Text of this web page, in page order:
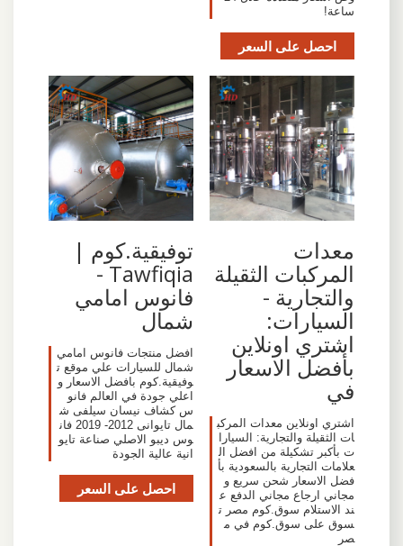
ساعة!
احصل على السعر
معدات
المركبات الثقيلة
والتجارية -
السيارات:
اشتري اونلاين
بأفضل الاسعار
في
اشتري اونلاين معدات المركب
ات الثقيلة والتجارية: السيارا
ت بأكبر تشكيلة من افضل ال
علامات التجارية بالسعودية بأ
فضل الاسعار شحن سريع و
مجاني ارجاع مجاني الدفع ع
ند الاستلام سوق.كوم مصر ت
سوق على سوق.كوم في م
صر
توفيقية.كوم |
Tawfiqia -
فانوس امامي
شمال
افضل منتجات فانوس امامي
شمال للسيارات علي موقع ت
وفيقية.كوم بافضل الاسعار و
اعلي جودة في العالم فانو
س كشاف نيسان سيلفى ش
مال تايوانى 2012- 2019 فان
وس ديبو الاصلي صناعة تايو
انية عالية الجودة
احصل على السعر